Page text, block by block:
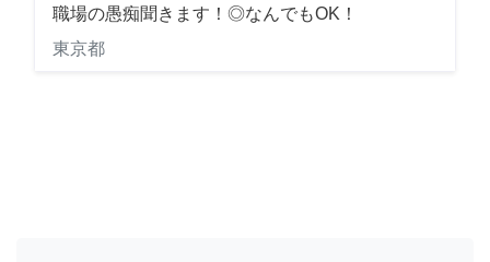
職場の愚痴聞きます！◎なんでもOK！
東京都